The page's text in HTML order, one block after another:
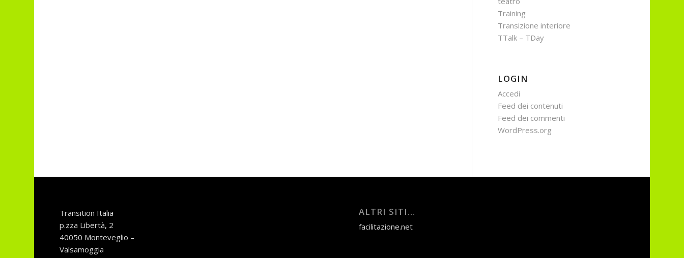
Training
Transizione interiore
TTalk – TDay
LOGIN
Accedi
Feed dei contenuti
Feed dei commenti
WordPress.org
Transition Italia
p.zza Libertà, 2
40050 Monteveglio –
Valsamoggia
ALTRI SITI…
facilitazione.net